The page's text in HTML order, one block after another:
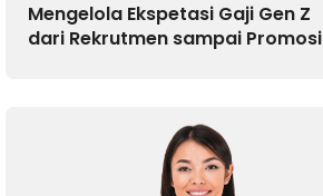
Mengelola Ekspetasi Gaji Gen Z
dari Rekrutmen sampai Promosi